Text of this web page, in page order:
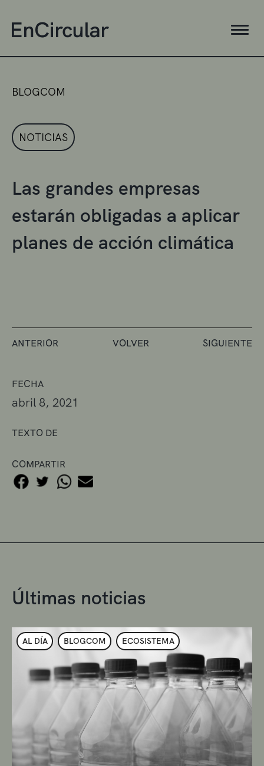
FECHA
abril 8, 2021
TEXTO DE
COMPARTIR
BLOGCOM
NOTICIAS
Las grandes empresas
estarán obligadas a aplicar
planes de acción climática
ANTERIOR VOLVER SIGUIENTE
Últimas noticias
AL DÍA BLOGCOM ECOSISTEMA